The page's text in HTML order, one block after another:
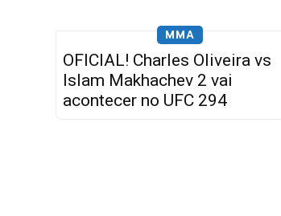
MMA
OFICIAL! Charles Oliveira vs
Islam Makhachev 2 vai
acontecer no UFC 294